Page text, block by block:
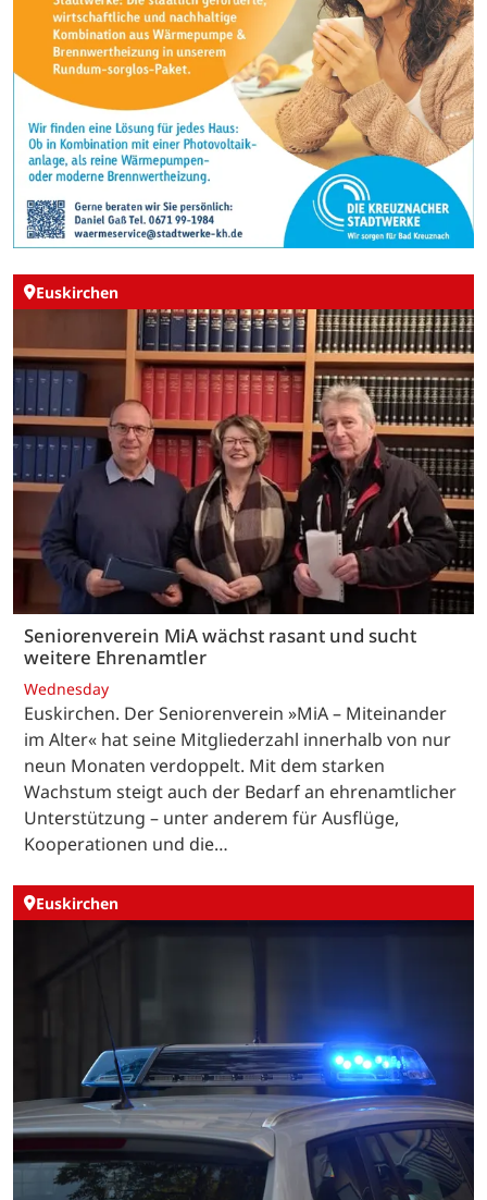
Euskirchen
Seniorenverein MiA wächst rasant und sucht
weitere Ehrenamtler
Wednesday
Euskirchen. Der Seniorenverein »MiA – Miteinander
im Alter« hat seine Mitgliederzahl innerhalb von nur
neun Monaten verdoppelt. Mit dem starken
Wachstum steigt auch der Bedarf an ehrenamtlicher
Unterstützung – unter anderem für Ausflüge,
Kooperationen und die…
Euskirchen